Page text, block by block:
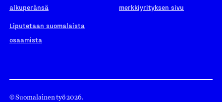
alkuperänsä
Liputetaan suomalaista
osaamista
merkkiyrityksen sivu
© Suomalainen työ 2026.